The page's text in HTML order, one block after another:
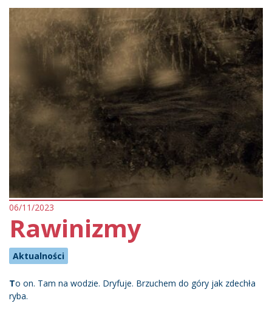
06/11/2023
Rawinizmy
Aktualności
To on. Tam na wodzie. Dryfuje. Brzuchem do góry jak zdechła
ryba.